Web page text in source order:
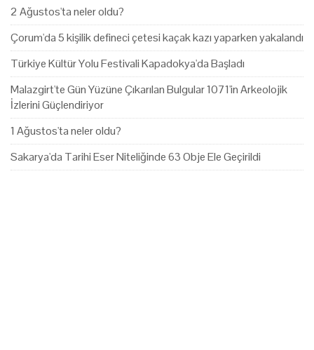
2 Ağustos'ta neler oldu?
Çorum'da 5 kişilik defineci çetesi kaçak kazı yaparken yakalandı
Türkiye Kültür Yolu Festivali Kapadokya'da Başladı
Malazgirt'te Gün Yüzüne Çıkarılan Bulgular 1071'in Arkeolojik
İzlerini Güçlendiriyor
1 Ağustos'ta neler oldu?
Sakarya'da Tarihi Eser Niteliğinde 63 Obje Ele Geçirildi